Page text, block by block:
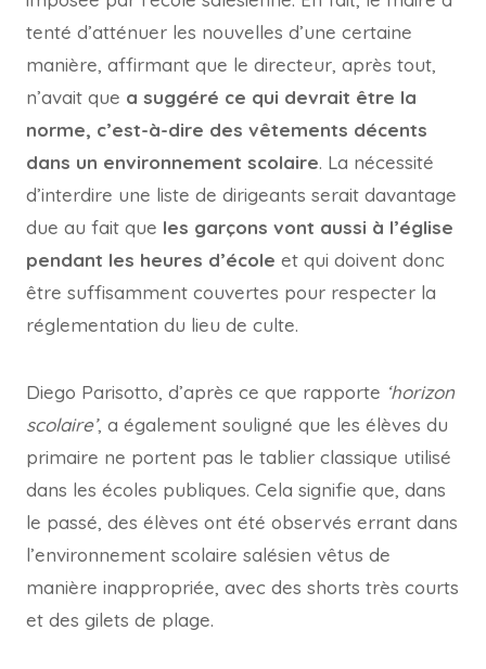
tenté d’atténuer les nouvelles d’une certaine
manière, affirmant que le directeur, après tout,
n’avait que a suggéré ce qui devrait être la
norme, c’est-à-dire des vêtements décents
dans un environnement scolaire. La nécessité
d’interdire une liste de dirigeants serait davantage
due au fait que les garçons vont aussi à l’église
pendant les heures d’école et qui doivent donc
être suffisamment couvertes pour respecter la
réglementation du lieu de culte.
Diego Parisotto, d’après ce que rapporte ‘horizon
scolaire’, a également souligné que les élèves du
primaire ne portent pas le tablier classique utilisé
dans les écoles publiques. Cela signifie que, dans
le passé, des élèves ont été observés errant dans
l’environnement scolaire salésien vêtus de
manière inappropriée, avec des shorts très courts
et des gilets de plage.